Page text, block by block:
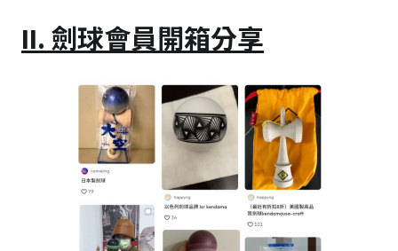
II. 劍球會員開箱分享